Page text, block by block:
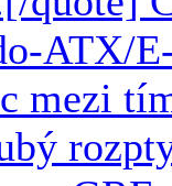
ATX/
mezi